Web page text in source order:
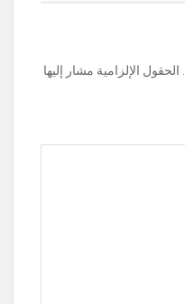
الحقول الإلزامية مشار إليها